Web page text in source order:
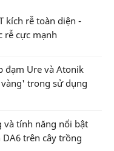
kích rễ toàn diện -
rễ cực mạnh
đạm Ure và Atonik
trong sử dụng
và tính năng nổi bật
trên cây trồng